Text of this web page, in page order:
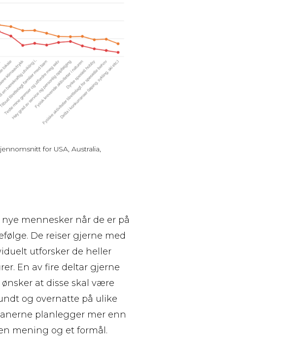
for USA, Australia,
mennesker når de er på
De reiser gjerne med
utforsker de heller
En av fire deltar gjerne
at disse skal være
og overnatte på ulike
planlegger mer enn
mening og et formål.